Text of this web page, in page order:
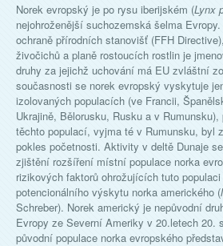
Norek evropský je po rysu iberijském (Lynx
nejohroženější suchozemská šelma
ochraně přírodních stanovišť (FFH
živočichů a planě rostoucích rostlin je
druhy za jejichž uchování má EU zvláštní
současnosti se norek evropský vyskytuje
izolovaných populacích (ve Francii,
Ukrajině, Bělorusku, Rusku a v
těchto populací, vyjma té v Rumunsku, byl
pokles početnosti. Aktivity v deltě Dunaje
zjištění rozšíření místní populace norka
rizikových faktorů ohrožujících tuto
potencionálního výskytu norka amerického (
Schreber). Norek americký je nepůvodní
Evropy ze Severní Ameriky v 20.letech 20.
původní populace norka evropského